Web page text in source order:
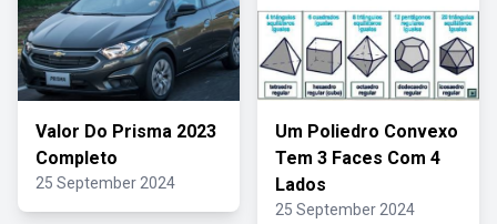
Valor Do Prisma 2023
Completo
25 September 2024
Um Poliedro Convexo
Tem 3 Faces Com 4
Lados
25 September 2024